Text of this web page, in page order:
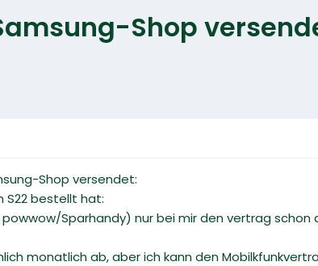
Shop
Shop versendet:
S22 bestellt hat:
Sparhandy) nur bei mir den vertrag schon
monatlich ab, aber ich kann den